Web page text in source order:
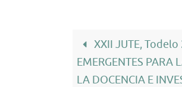
XXII JUTE, Todelo
EMERGENTES PARA
LA DOCENCIA E